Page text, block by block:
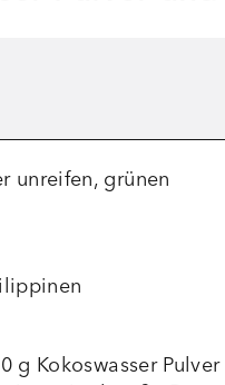
unreifen, grünen
g Kokoswasser Pulver